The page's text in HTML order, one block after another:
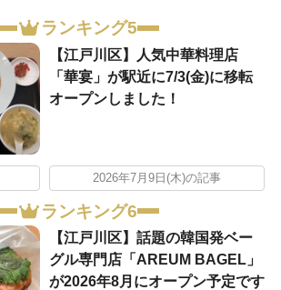
ランキング5
【江戸川区】人気中華料理店
「華宴」が駅近に7/3(金)に移転
オープンしました！
2026年7月9日(木)の記事
ランキング6
【江戸川区】話題の韓国発ベー
グル専門店「AREUM BAGEL」
が2026年8月にオープン予定です